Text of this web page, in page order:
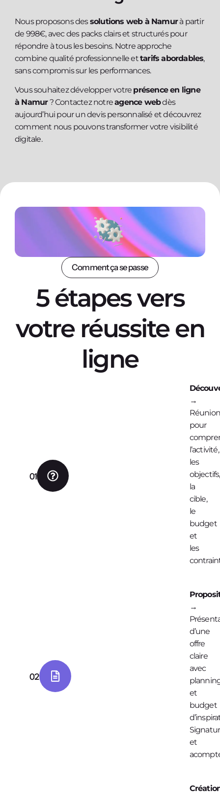
Nous proposons dessolutions web à Namurà partir
de 998€, avec des packs clairs et structurés pour
répondre à tous les besoins. Notre approche
combine qualité professionnelle ettarifs abordables,
sans compromis sur les performances.
Vous souhaitez développer votre présence en ligne
à Namur? Contactez notreagence webdès
aujourd’hui pour un devis personnalisé et découvrez
comment nous pouvons transformer votre visibilité
digitale.
Comment ça se passe
5 étapes vers
votre réussite en
ligne
01
→
pour
l’activité,
les
objectifs,
la
cible,
le
budget
et
les
02
→
d’une
offre
claire
avec
et
budget
et